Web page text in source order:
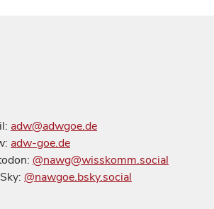
adw@adwgoe.de
adw-goe.de
@nawg@wisskomm.social
@nawgoe.bsky.social